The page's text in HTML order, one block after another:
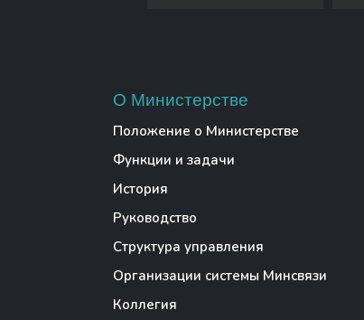
О Министерстве
Положение о Министерстве
Функции и задачи
История
Руководство
Структура управления
Организации системы Минсвязи
Коллегия